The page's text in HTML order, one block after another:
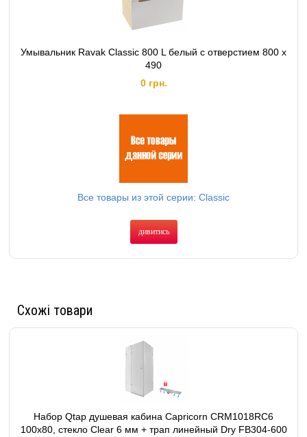
Умывальник Ravak Classic 800 L белый с отверстием 800 x
490
0 грн.
Все товары из этой серии: Classic
дивитись
Схожі товари
Набор Qtap душевая кабина Capricorn CRM1018RC6
100х80, стекло Clear 6 мм + трап линейный Dry FB304-600